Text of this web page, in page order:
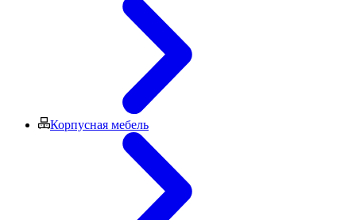
Корпусная мебель